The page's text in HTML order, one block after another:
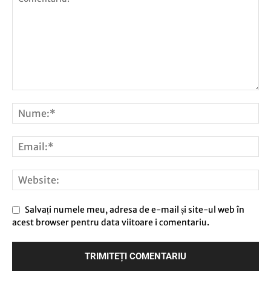
Salvați numele meu, adresa de e-mail și site-ul web în
acest browser pentru data viitoare i comentariu.